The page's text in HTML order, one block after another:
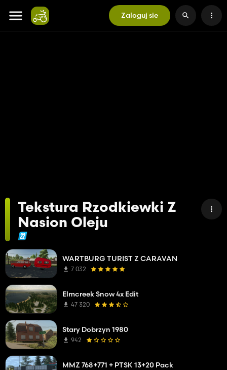
Zaloguj sie
Tekstura Rzodkiewki Z
Nasion Oleju
WARTBURG TURIST Z CARAVAN
7 032
Elmcreek Snow 4x Edit
47 320
Stary Dobrzyn 1980
942
MMZ 768+771 + PTSK 13+20 Pack